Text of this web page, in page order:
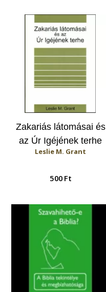
Zakariás látomásai és
az Úr Igéjének terhe
Leslie M. Grant
500 Ft